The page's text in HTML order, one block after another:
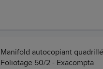
Manifold autocopiant
Foliotage 50/2 - Exacompta